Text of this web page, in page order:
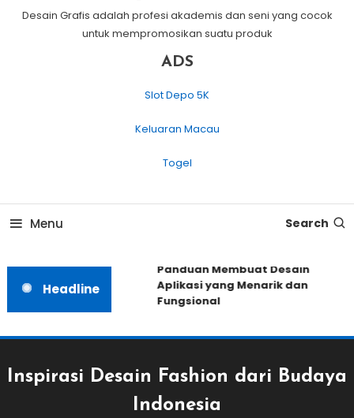
Desain Grafis adalah profesi akademis dan seni yang cocok
untuk mempromosikan suatu produk
ADS
Slot Depo 5K
Keluaran Macau
Togel
Menu Search
Headline
Panduan Membuat Desain
Aplikasi yang Menarik dan
Fungsional
Inspirasi Desain Fashion dari Budaya
Indonesia